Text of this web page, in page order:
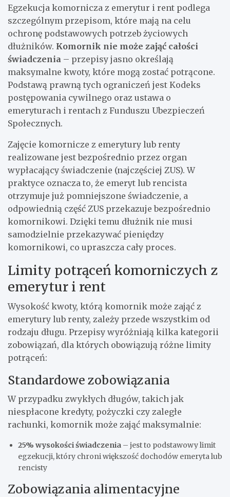
Egzekucja komornicza z emerytur i rent podlega
szczególnym przepisom, które mają na celu
ochronę podstawowych potrzeb życiowych
dłużników. Komornik nie może zająć całości
świadczenia – przepisy jasno określają
maksymalne kwoty, które mogą zostać potrącone.
Podstawą prawną tych ograniczeń jest Kodeks
postępowania cywilnego oraz ustawa o
emeryturach i rentach z Funduszu Ubezpieczeń
Społecznych.
Zajęcie komornicze z emerytury lub renty
realizowane jest bezpośrednio przez organ
wypłacający świadczenie (najczęściej ZUS). W
praktyce oznacza to, że emeryt lub rencista
otrzymuje już pomniejszone świadczenie, a
odpowiednią część ZUS przekazuje bezpośrednio
komornikowi. Dzięki temu dłużnik nie musi
samodzielnie przekazywać pieniędzy
komornikowi, co upraszcza cały proces.
Limity potrąceń komorniczych z
emerytur i rent
Wysokość kwoty, którą komornik może zająć z
emerytury lub renty, zależy przede wszystkim od
rodzaju długu. Przepisy wyróżniają kilka kategorii
zobowiązań, dla których obowiązują różne limity
potrąceń:
Standardowe zobowiązania
W przypadku zwykłych długów, takich jak
niespłacone kredyty, pożyczki czy zaległe
rachunki, komornik może zająć maksymalnie:
25% wysokości świadczenia – jest to podstawowy limit
egzekucji, który chroni większość dochodów emeryta lub
rencisty
Zobowiązania alimentacyjne